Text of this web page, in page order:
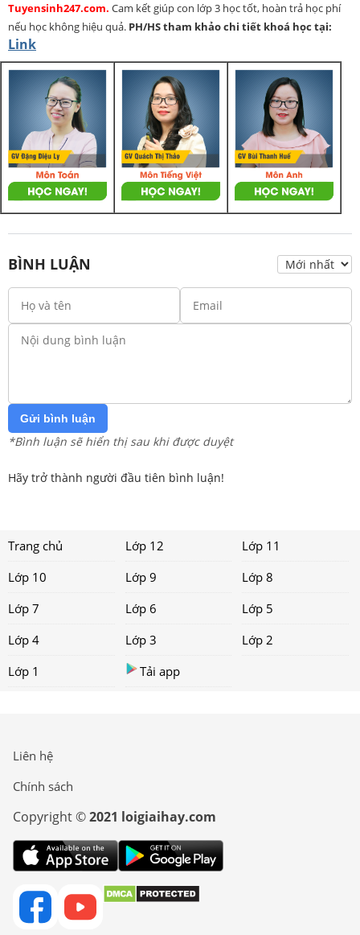
Tuyensinh247.com. Cam kết giúp con lớp 3 học tốt, hoàn trả học phí
nếu học không hiệu quả. PH/HStham khảo chi tiết khoá học tại:
Link
BÌNH LUẬN
Gửi bình luận
*Bình luận sẽ hiển thị sau khi được duyệt
Hãy trở thành người đầu tiên bình luận!
Trang chủ Lớp 12
Lớp 11
Lớp 10
Lớp 9
Lớp 8
Lớp 7
Lớp 6
Lớp 5
Lớp 4
Lớp 3
Lớp 2
Lớp 1
Tải app
Liên hệ
Chính sách
Copyright ©2021 loigiaihay.com